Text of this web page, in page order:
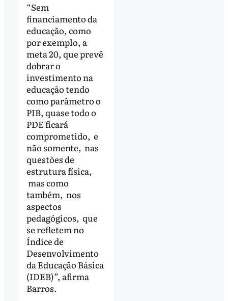
“Sem
financiamento da
educação, como
por exemplo, a
meta 20, que prevê
dobrar o
investimento na
educação tendo
como parâmetro o
PIB, quase todo o
PDE ficará
comprometido, e
não somente, nas
questões de
estrutura física,
mas como
também, nos
aspectos
pedagógicos, que
se refletem no
Índice de
Desenvolvimento
da Educação Básica
(IDEB)”, afirma
Barros.